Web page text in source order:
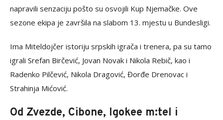
napravili senzaciju pošto su osvojili Kup Njemačke. Ove
sezone ekipa je završila na slabom 13. mjestu u Bundesligi.
Ima Miteldojčer istoriju srpskih igrača i trenera, pa su tamo
igrali Srefan Birčević, Jovan Novak i Nikola Rebič, kao i
Radenko Pilčević, Nikola Dragović, Đorđe Drenovac i
Strahinja Mićović.
Od Zvezde, Cibone, Igokee m:tel i